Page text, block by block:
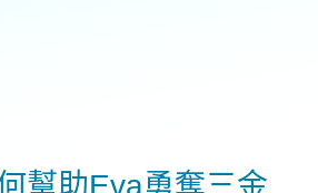
幫助Eva勇奪三金